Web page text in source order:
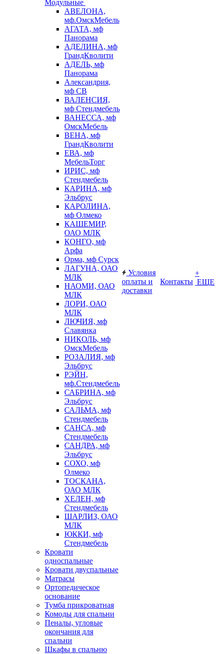
Модульные
АВЕЛОНА,
мф.ОмскМебель
АГАТА, мф
Панорама
АДЕЛИНА, мф
ГрандКволити
АДЕЛЬ, мф
Панорама
Александрия,
мф СВ
ВАЛЕНСИЯ,
мф Стендмебель
ВАНЕССА, мф
ОмскМебель
ВЕНА, мф
ГрандКволити
ЕВА, мф
МебельТорг
ИРИС, мф
Стендмебель
КАРИНА, мф
Эльбрус
КАРОЛИНА,
мф Олмеко
КАШЕМИР,
ОАО МЛК
КОНГО, мф
Арфа
Орма, мф Сурск
ЛАГУНА, ОАО
МЛК
НАОМИ, ОАО
МЛК
ЛОРИ, ОАО
МЛК
ЛЮЧИЯ, мф
Славянка
НИКОЛЬ, мф
ОмскМебель
РОЗАЛИЯ, мф
Эльбрус
РЭЙН,
мф.Стендмебель
САБРИНА, мф
Эльбрус
САЛЬМА, мф
Стендмебель
САНСА, мф
Стендмебель
САНДРА, мф
Эльбрус
СОХО, мф
Олмеко
ТОСКАНА,
ОАО МЛК
ХЕЛЕН, мф
Стендмебель
ШАРЛИЗ, ОАО
МЛК
ЮККИ, мф
Стендмебель
Кровати
односпальные
Кровати двуспальные
Матрасы
Ортопедическое
основание
Тумба прикроватная
Комоды для спальни
Пеналы, угловые
окончания для
спальни
Шкафы в спальню
Условия
оплаты и
доставки
Контакты
+
ЕЩЕ